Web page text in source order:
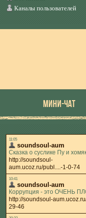
Каналы пользователей
МИНИ-ЧАТ